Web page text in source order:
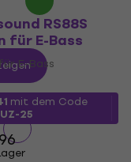
RS88S
für E-Bass
E-Bass
mit dem Code
25